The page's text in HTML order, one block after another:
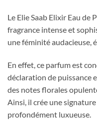
Le Elie Saab Elixir Eau de
fragrance intense et
une féminité audacieuse,
En effet, ce parfum est
déclaration de puissance
des notes florales
Ainsi, il crée une
profondément luxueuse.